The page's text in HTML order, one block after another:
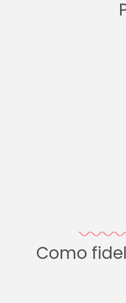
Como